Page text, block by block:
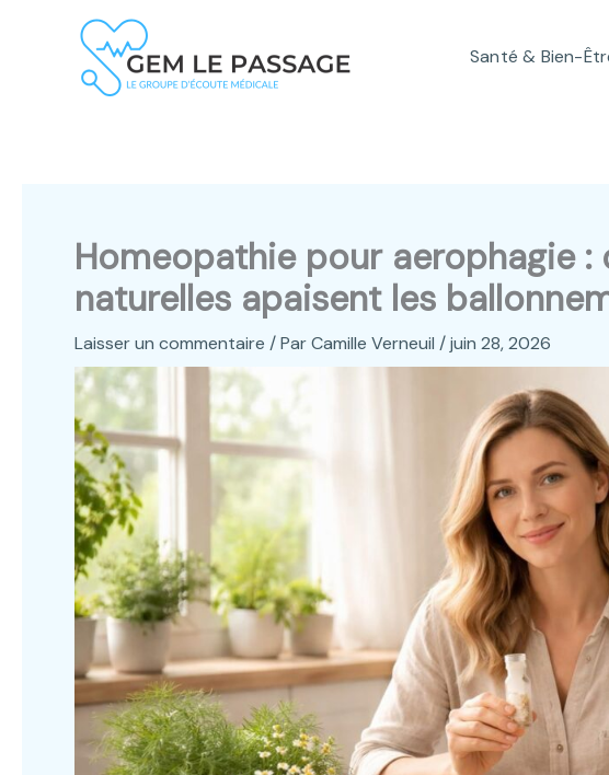
Santé & Bien-
Homeopathie pour aerophagie :
naturelles apaisent les
Laisser un commentaire / ParCamille Verneuil /juin 28, 2026